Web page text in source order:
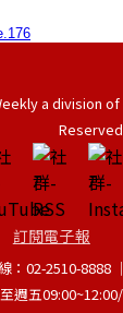
a division
訂閱電子報
：02-2510-8888
週五